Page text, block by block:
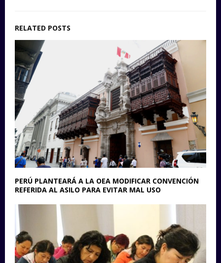
RELATED POSTS
PERÚ PLANTEARÁ A LA OEA MODIFICAR CONVENCIÓN
REFERIDA AL ASILO PARA EVITAR MAL USO